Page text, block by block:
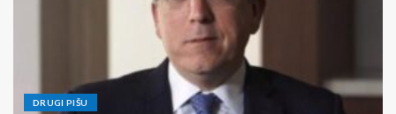
DRUGI PIŠU